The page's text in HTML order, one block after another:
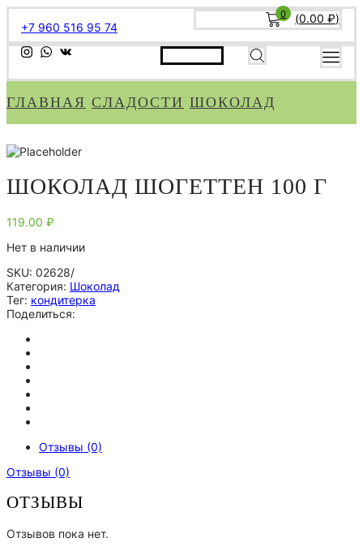
+7 960 516 95 74
0 (0.00 ₽)
ГЛАВНАЯ СЛАДОСТИ ШОКОЛАД
ШОКОЛАД ШОГЕТТЕН 100 Г
119.00 ₽
Нет в наличии
SKU: 02628/
Категория: Шоколад
Тег: кондитерка
Поделиться:
Отзывы (0)
Отзывы (0)
ОТЗЫВЫ
Отзывов пока нет.